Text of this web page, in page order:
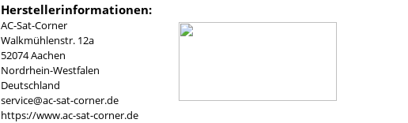
Herstellerinformationen:
AC-Sat-Corner
Walkmühlenstr. 12a
52074 Aachen
Nordrhein-Westfalen
Deutschland
service@ac-sat-corner.de
https://www.ac-sat-corner.de